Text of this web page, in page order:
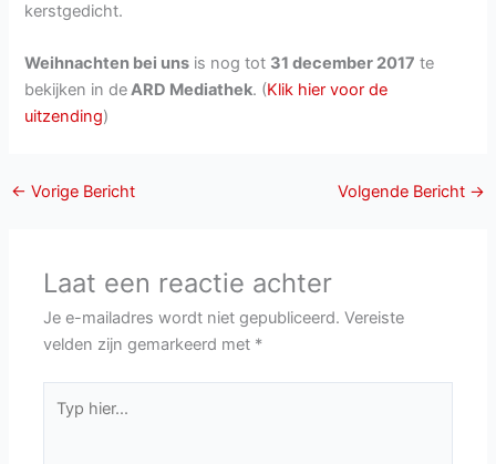
kerstgedicht.
Weihnachten bei uns is nog tot 31 december 2017 te
bekijken in deARD Mediathek. (Klik hier voor de
uitzending)
← Vorige Bericht Volgende Bericht →
Laat een reactie achter
Je e-mailadres wordt niet gepubliceerd. Vereiste
velden zijn gemarkeerd met *
hier...